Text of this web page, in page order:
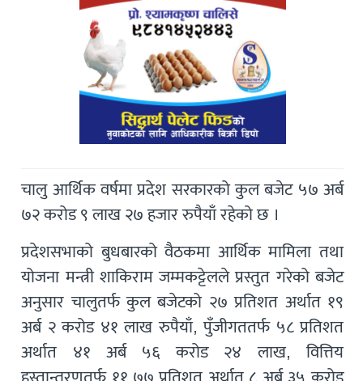
चालु आर्थिक वर्षमा प्रदेश सरकारको कुल बजेट ५७ अर्ब
७२ करोड ९ लाख २७ हजार रुपैयाँ रहेको छ ।
प्रदेशसभाको बुधबारको वैठकमा आर्थिक मामिला तथा
योजना मन्त्री शाकिराम जम्मकट्टेलले प्रस्तुत गरेको बजेट
अनुसार चालुतर्फ कुल बजेटको २७ प्रतिशत अर्थात १९
अर्ब २ करोड ४१ लाख रुपैयाँ, पुँजीगततर्फ ५८ प्रतिशत
अर्थात ४१ अर्ब ५६ करोड २४ लाख, वित्तिय